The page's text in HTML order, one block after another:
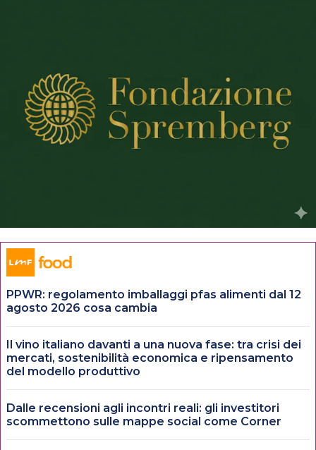
PPWR: regolamento imballaggi pfas alimenti dal 12
agosto 2026 cosa cambia
Il vino italiano davanti a una nuova fase: tra crisi dei
mercati, sostenibilità economica e ripensamento
del modello produttivo
Dalle recensioni agli incontri reali: gli investitori
scommettono sulle mappe social come Corner